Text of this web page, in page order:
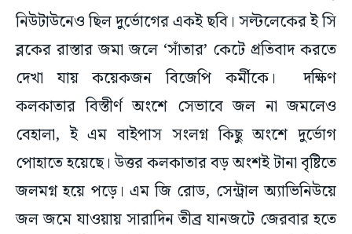
নিউটাউনেও ছিল দুর্ভোগের একই ছবি। সল্টলেকের ই সি
ব্লকের রাস্তার জমা জলে ‘সাঁতার’ কেটে প্রতিবাদ করতে
দেখা যায় কয়েকজন বিজেপি কর্মীকে। দক্ষিণ
কলকাতার বিস্তীর্ণ অংশে সেভাবে জল না জমলেও
বেহালা, ই এম বাইপাস সংলগ্ন কিছু অংশে দুর্ভোগ
পোহাতে হয়েছে। উত্তর কলকাতার বড় অংশই টানা বৃষ্টিতে
জলমগ্ন হয়ে পড়ে। এম জি রোড, সেন্ট্রাল অ্যাভিনিউয়ে
জল জমে যাওয়ায় সারাদিন তীব্র যানজটে জেরবার হতে